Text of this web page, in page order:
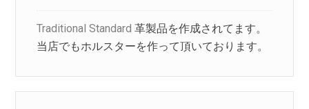
Traditional Standard 革製品を作成されてます。
当店でもホルスターを作って頂いております。